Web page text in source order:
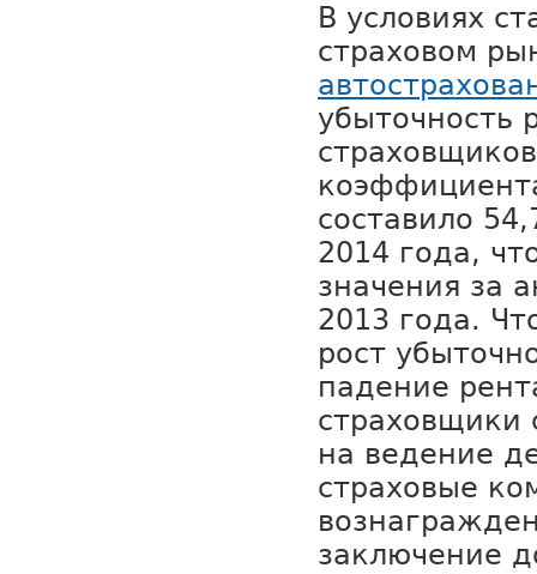
В условиях
страховом
убыточность
составило
2014 года,
значения за
2013 года.
рост
падение
страховщики
на ведение
страховые
заключение